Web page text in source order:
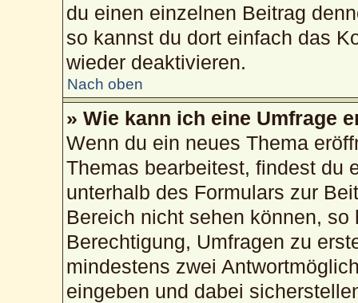
du einen einzelnen Beitrag
so kannst du dort einfach das
wieder deaktivieren.
Nach oben
» Wie kann ich eine Umfrage
Wenn du ein neues Thema
Themas bearbeitest, findest du
unterhalb des Formulars zur
Bereich nicht sehen können,
Berechtigung, Umfragen zu
mindestens zwei
eingeben und dabei